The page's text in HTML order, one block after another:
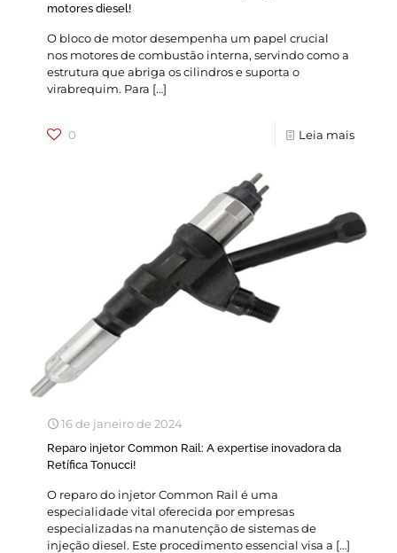
motores diesel!
O bloco de motor desempenha um papel crucial
nos motores de combustão interna, servindo como a
estrutura que abriga os cilindros e suporta o
virabrequim. Para […]
0 Leia mais
16 de janeiro de 2024
Reparo injetor Common Rail: A expertise inovadora da
Retífica Tonucci!
O reparo do injetor Common Rail é uma
especialidade vital oferecida por empresas
especializadas na manutenção de sistemas de
injeção diesel. Este procedimento essencial visa a […]